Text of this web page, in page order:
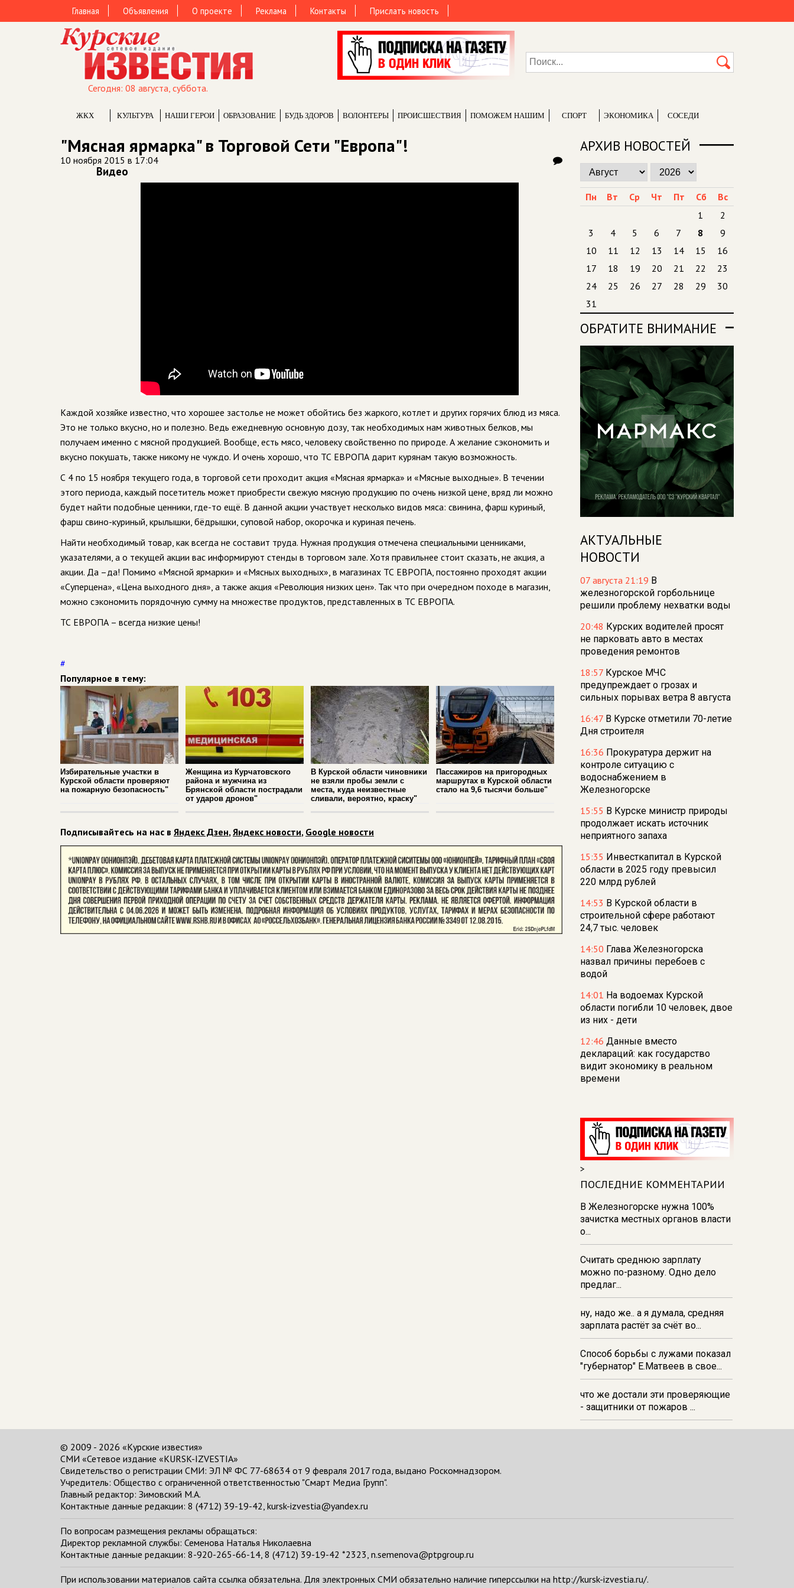
Главная Объявления О проекте Реклама Контакты Прислать новость
Сегодня: 08 августа, суббота.
ЖКХ КУЛЬТУРА НАШИ ГЕРОИ ОБРАЗОВАНИЕ БУДЬ ЗДОРОВ ВОЛОНТЕРЫ ПРОИCШЕСТВИЯ ПОМОЖЕМ НАШИМ СПОРТ ЭКОНОМИКА СОСЕДИ
"Мясная ярмарка" в Торговой Сети "Европа"!
10 ноября 2015 в 17:04
Видео
Каждой хозяйке известно, что хорошее застолье не может обойтись без жаркого, котлет и других горячих блюд из мяса.
Это не только вкусно, но и полезно. Ведь ежедневную основную дозу, так необходимых нам животных белков, мы
получаем именно с мясной продукцией. Вообще, есть мясо, человеку свойственно по природе. А желание сэкономить и
вкусно покушать, также никому не чуждо. И очень хорошо, что ТС ЕВРОПА дарит курянам такую возможность.
С 4 по 15 ноября текущего года, в торговой сети проходит акция «Мясная ярмарка» и «Мясные выходные». В течении
этого периода, каждый посетитель может приобрести свежую мясную продукцию по очень низкой цене, вряд ли можно
будет найти подобные ценники, где-то ещё. В данной акции участвует несколько видов мяса: свинина, фарш куриный,
фарш свино-куриный, крылышки, бёдрышки, суповой набор, окорочка и куриная печень.
Найти необходимый товар, как всегда не составит труда. Нужная продукция отмечена специальными ценниками,
указателями, а о текущей акции вас информируют стенды в торговом зале. Хотя правильнее стоит сказать, не акция, а
акции. Да –да! Помимо «Мясной ярмарки» и «Мясных выходных», в магазинах ТС ЕВРОПА, постоянно проходят акции
«Суперцена», «Цена выходного дня», а также акция «Революция низких цен». Так что при очередном походе в магазин,
можно сэкономить порядочную сумму на множестве продуктов, представленных в ТС ЕВРОПА.
ТС ЕВРОПА – всегда низкие цены!
#
Популярное в тему:
Избирательные участки в
Курской области проверяют
на пожарную безопасность"
Женщина из Курчатовского
района и мужчина из
Брянской области пострадали
от ударов дронов"
В Курской области чиновники
не взяли пробы земли с
места, куда неизвестные
сливали, вероятно, краску"
Пассажиров на пригородных
маршрутах в Курской области
стало на 9,6 тысячи больше"
Подписывайтесь на нас в Яндекс Дзен,Яндекс новости, Google новости
АРХИВ НОВОСТЕЙ
Пн Вт Ср Чт Пт Сб
Вс
1
2
3
4 5 6 7 8
9
10
11 12 13 14 15
16
17
18 19 20 21 22
23
24
25 26 27 28 29
30
31
ОБРАТИТЕ ВНИМАНИЕ
АКТУАЛЬНЫЕ
НОВОСТИ
07 августа 21:19 В
железногорской горбольнице
решили проблему нехватки воды
20:48 Курских водителей просят
не парковать авто в местах
проведения ремонтов
18:57 Курское МЧС
предупреждает о грозах и
сильных порывах ветра 8 августа
16:47 В Курске отметили 70-летие
Дня строителя
16:36 Прокуратура держит на
контроле ситуацию с
водоснабжением в
Железногорске
15:55 В Курске министр природы
продолжает искать источник
неприятного запаха
15:35 Инвесткапитал в Курской
области в 2025 году превысил
220 млрд рублей
14:53 В Курской области в
строительной сфере работают
24,7 тыс. человек
14:50 Глава Железногорска
назвал причины перебоев с
водой
14:01 На водоемах Курской
области погибли 10 человек, двое
из них - дети
12:46 Данные вместо
деклараций: как государство
видит экономику в реальном
времени
Карла Маркса
12:17
В Курске прокуратура
добивается возмещения для
девочки - подростка ущерба за
побои
11:58В Курской области
обрушившаяся стена повлекла
возбуждение уголовного дела в
отношении ИП
11:52В Курске прокуратура
добивается выплаты более 1 млн
рублей зарплаты 32-м
работникам
>
ПОСЛЕДНИЕ КОММЕНТАРИИ
В Железногорске нужна 100%
зачистка местных органов власти
о...
Считать среднюю зарплату
можно по-разному. Одно дело
предлаг...
ну, надо же.. а я думала, средняя
зарплата растёт за счёт во...
Способ борьбы с лужами показал
"губернатор" Е.Матвеев в свое...
что же достали эти проверяющие
- защитники от пожаров ...
© 2009 - 2026 «Курские известия»
СМИ «Сетевое издание «KURSK-IZVESTIA»
Свидетельство о регистрации СМИ: ЭЛ № ФС 77-68634 от 9 февраля 2017 года, выдано Роскомнадзором.
Учредитель: Общество с ограниченной ответственностью "Смарт Медиа Групп".
Главный редактор: Зимовский М.А.
Контактные данные редакции: 8 (4712) 39-19-42, kursk-izvestia@yandex.ru
По вопросам размещения рекламы обращаться:
Директор рекламной службы: Семенова Наталья Николаевна
Контактные данные редакции: 8-920-265-66-14, 8 (4712) 39-19-42 *2323, n.semenova@ptpgroup.ru
При использовании материалов сайта ссылка обязательна. Для электронных СМИ обязательно наличие гиперссылки на http://kursk-izvestia.ru/.